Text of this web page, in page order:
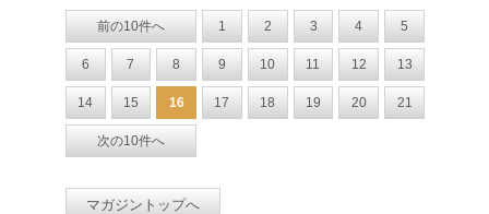
前の10件へ 1 2 3 4 5
6 7 8 9 10 11 12 13
14 15 16 17 18 19 20 21
次の10件へ
マガジントップへ